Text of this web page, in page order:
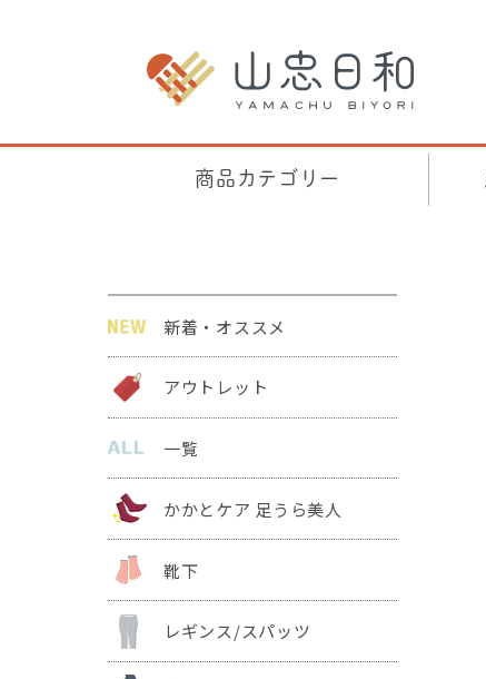
商品カテゴリー
新着・オススメ
アウトレット
一覧
かかとケア 足うら美人
靴下
レギンス/スパッツ